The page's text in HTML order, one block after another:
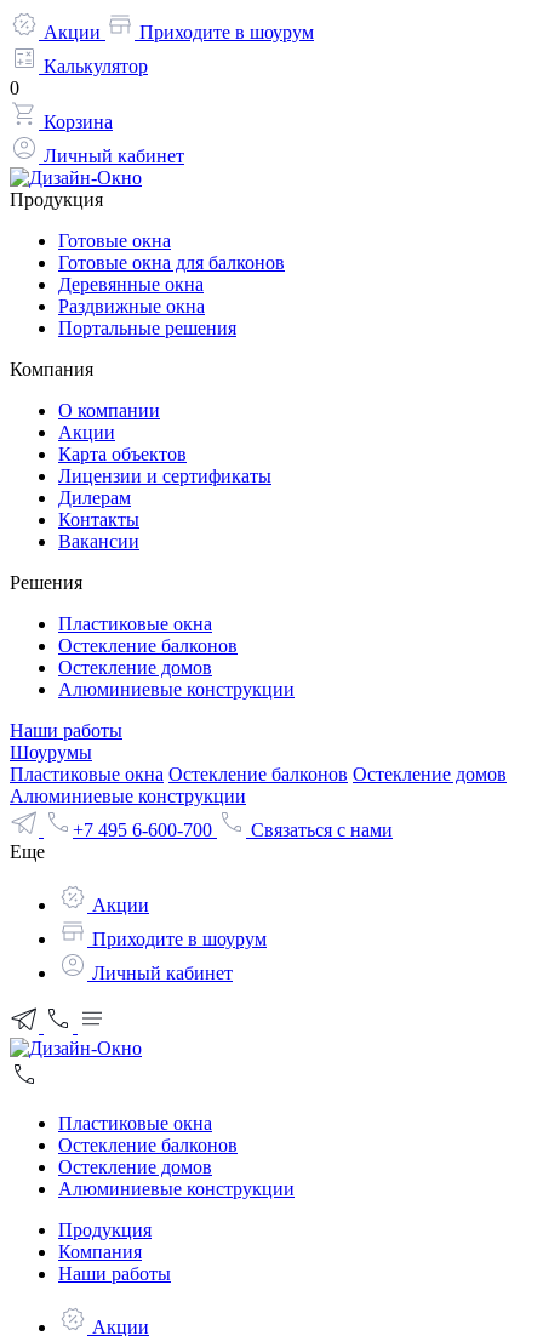
Акции
Приходите в шоурум
Калькулятор
0
Корзина
Личный кабинет
Продукция
Готовые окна
Готовые окна для балконов
Деревянные окна
Раздвижные окна
Портальные решения
Компания
О компании
Акции
Карта объектов
Лицензии и сертификаты
Дилерам
Контакты
Вакансии
Решения
Пластиковые окна
Остекление балконов
Остекление домов
Алюминиевые конструкции
Наши работы
Шоурумы
Пластиковые окна Остекление балконов Остекление домов
Алюминиевые конструкции
+7 495 6-600-700
Связаться с нами
Еще
Акции
Приходите в шоурум
Личный кабинет
Пластиковые окна
Остекление балконов
Остекление домов
Алюминиевые конструкции
Продукция
Компания
Наши работы
Акции